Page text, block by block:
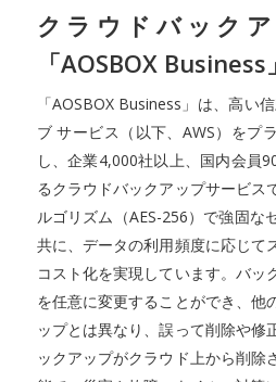
クラウドバック
「AOSBOX
「AOSBOX Business」は、高い
ブ サービス（以下、AWS）をプ
し、企業4,000社以上、国内会員
るクラウドバックアップサービス
ルゴリズム（AES-256）で強固な
共に、データの利用頻度に応じて
コスト化を実現しています。バッ
を任意に変更することができ、他
ップとは異なり、誤って削除や修
ックアップがクラウド上から削除